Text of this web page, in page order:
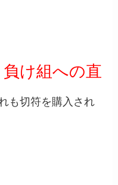
負け組への直
も切符を購入され